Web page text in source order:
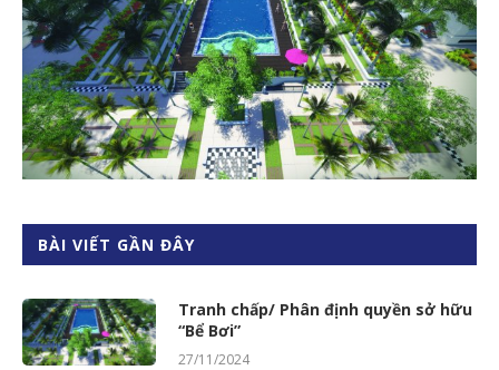
BÀI VIẾT GẦN ĐÂY
Tranh chấp/ Phân định quyền sở hữu
“Bể Bơi”
27/11/2024